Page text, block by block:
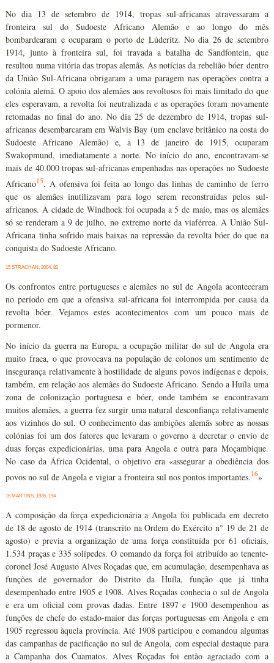
No dia 13 de setembro de 1914, tropas sul-africanas atravessaram a
fronteira sul do Sudoeste Africano Alemão e ao longo do mês
bombardearam e ocuparam o porto de Lúderitz. No dia 26 de setembro
1914, junto à fronteira sul, foi travada a batalha de Sandfontein, que
resultou numa vitória das tropas alemãs. As notícias da rebelião bóer dentro
da União Sul-Africana obrigaram a uma paragem nas operações contra a
colónia alemã. O apoio dos alemães aos revoltosos foi mais limitado do que
eles esperavam, a revolta foi neutralizada e as operações foram novamente
retomadas no final do ano. No dia 25 de dezembro de 1914, tropas sul-
africanas desembarcaram em Walvis Bay (um enclave britânico na costa do
Sudoeste Africano Alemão) e, a 13 de janeiro de 1915, ocuparam
Swakopmund, imediatamente a norte. No início do ano, encontravam-se
mais de 40.000 tropas sul-africanas empenhadas nas operações no Sudoeste
Africano15. A ofensiva foi feita ao longo das linhas de caminho de ferro
que os alemães inutilizavam para logo serem reconstruídas pelos sul-
africanos. A cidade de Windhoek foi ocupada a 5 de maio, mas os alemães
só se renderam a 9 de julho, no extremo norte da viaférrea. A União Sul-
Africana tinha sofrido mais baixas na repressão da revolta bóer do que na
conquista do Sudoeste Africano.
15 STRACHAN, 2004, 82
Os confrontos entre portugueses e alemães no sul de Angola aconteceram
no período em que a ofensiva sul-africana foi interrompida por causa da
revolta bóer. Vejamos estes acontecimentos com um pouco mais de
pormenor.
No início da guerra na Europa, a ocupação militar do sul de Angola era
muito fraca, o que provocava na população de colonos um sentimento de
insegurança relativamente à hostilidade de alguns povos indígenas e depois,
também, em relação aos alemães do Sudoeste Africano. Sendo a Huíla uma
zona de colonização portuguesa e bóer, onde também se encontravam
muitos alemães, a guerra fez surgir uma natural desconfiança relativamente
aos vizinhos do sul. O conhecimento das ambições alemãs sobre as nossas
colónias foi um dos fatores que levaram o governo a decretar o envio de
duas forças expedicionárias, uma para Angola e outra para Moçambique.
No caso da África Ocidental, o objetivo era «assegurar a obediência dos
povos no sul de Angola e vigiar a fronteira sul nos pontos importantes.16»
16 MARTINS, 1935, 194
A composição da força expedicionária a Angola foi publicada em decreto
de 18 de agosto de 1914 (transcrito na Ordem do Exército n° 19 de 21 de
agosto) e previa a organização de uma força constituída por 61 oficiais,
1.534 praças e 335 solípedes. O comando da força foi atribuído ao tenente-
coronel José Augusto Alves Roçadas que, em acumulação, desempenhava as
funções de governador do Distrito da Huíla, função que já tinha
desempenhado entre 1905 e 1908. Alves Roçadas conhecia o sul de Angola
e era um oficial com provas dadas. Entre 1897 e 1900 desempenhou as
funções de chefe do estado-maior das forças portuguesas em Angola e em
1905 regressou àquela província. Até 1908 participou e comandou algumas
das campanhas de pacificação no sul de Angola, com especial destaque para
a Campanha dos Cuamatos. Alves Roçadas foi então agraciado com a